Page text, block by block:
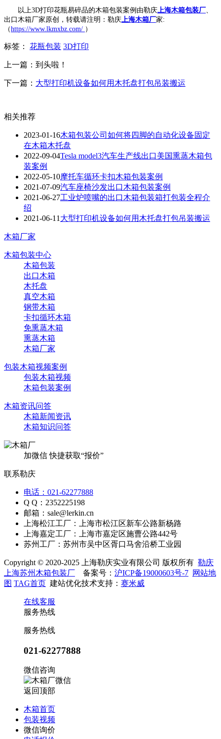
以上3D打印花瓶易碎品的木箱包装案例由勒庆 上海木箱包装厂
出口木箱厂家原创，转载请注明：勒庆 上海木箱厂家:
（https://www.lkmxbz.com/ ）
标签： 花瓶包装 3D打印
上一篇：到头啦！
下一篇： 大型打印机设备如何用木托盘打包吊装搬运
相关推荐
2023-01-16木箱包装公司如何将四脚的自动化设备固定
在木箱木托盘
2022-09-04Tesla model3汽车生产线出口美国熏蒸木箱包
装案例
2022-05-10摩托车循环卡扣木箱包装案例
2021-07-09汽车座椅沙发出口木箱包装案例
2021-06-27工业炉喷嘴的出口木箱包装箱打包装全程介
绍
2021-06-11 大型打印机设备如何用木托盘打包吊装搬运
木箱厂家
木箱包装中心
木箱包装
出口木箱
木托盘
真空木箱
钢带木箱
卡扣循环木箱
免熏蒸木箱
熏蒸木箱
木箱厂家
包装木箱视频案例
包装木箱视频
木箱包装案例
木箱资讯问答
木箱新闻资讯
木箱知识问答
加微信 快捷获取“报价”
联系勒庆
电话：021-62277888
Q Q：2352225198
邮箱：sale@lerkin.cn
上海松江工厂：上海市松江区新车公路新杨路
上海嘉定工厂：上海市嘉定区施曹公路442号
苏州工厂：苏州市吴中区胥口马舍沿桥工业园
Copyright © 2020-2025 上海勒庆实业有限公司 版权所有 勒庆
上海苏州木箱包装厂 备案号： 沪ICP备19000603号-7 网站地
图 TAG首页 建站优化技术支持： 赛米威
在线客服
服务热线
服务热线
021-62277888
微信咨询
返回顶部
木箱首页
包装视频
微信询价